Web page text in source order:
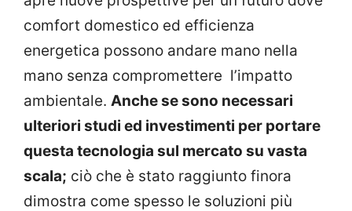
comfort domestico ed efficienza
energetica possono andare mano nella
mano senza compromettere l’impatto
ambientale. Anche se sono necessari
ulteriori studi ed investimenti per portare
questa tecnologia sul mercato su vasta
scala; ciò che è stato raggiunto finora
dimostra come spesso le soluzioni più